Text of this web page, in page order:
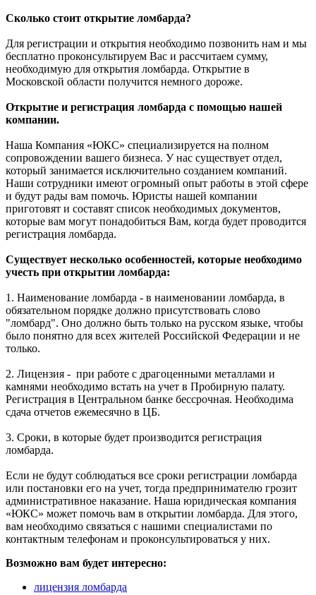
Сколько стоит открытие ломбарда?
Для регистрации и открытия необходимо позвонить нам и мы
бесплатно проконсультируем Вас и рассчитаем сумму,
необходимую для открытия ломбарда. Открытие в
Московской области получится немного дороже.
Открытие и регистрация ломбарда с помощью нашей
компании.
Наша Компания «ЮКС» специализируется на полном
сопровождении вашего бизнеса. У нас существует отдел,
который занимается исключительно созданием компаний.
Наши сотрудники имеют огромный опыт работы в этой сфере
и будут рады вам помочь. Юристы нашей компании
приготовят и составят список необходимых документов,
которые вам могут понадобиться Вам, когда будет проводится
регистрация ломбарда.
Существует несколько особенностей, которые необходимо
учесть при открытии ломбарда:
1. Наименование ломбарда - в наименовании ломбарда, в
обязательном порядке должно присутствовать слово
"ломбард". Оно должно быть только на русском языке, чтобы
было понятно для всех жителей Российской Федерации и не
только.
2. Лицензия - при работе с драгоценными металлами и
камнями необходимо встать на учет в Пробирную палату.
Регистрация в Центральном банке бессрочная. Необходима
сдача отчетов ежемесячно в ЦБ.
3. Сроки, в которые будет производится регистрация
ломбарда.
Если не будут соблюдаться все сроки регистрации ломбарда
или постановки его на учет, тогда предпринимателю грозит
административное наказание. Наша юридическая компания
«ЮКС» может помочь вам в открытии ломбарда. Для этого,
вам необходимо связаться с нашими специалистами по
контактным телефонам и проконсультироваться у них.
Возможно вам будет интересно:
лицензия ломбарда